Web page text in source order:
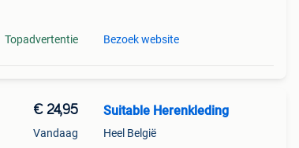
Topadvertentie Bezoek website
€ 24,95
Vandaag
Suitable Herenkleding
Heel België